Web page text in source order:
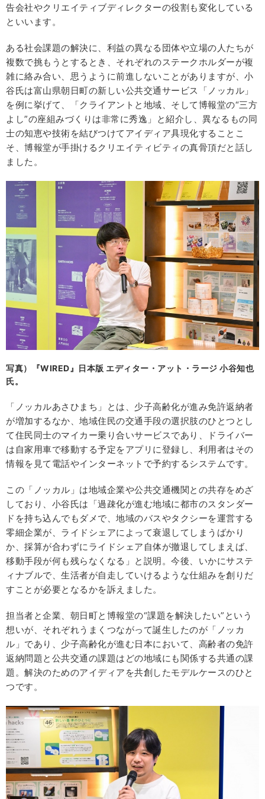
告会社やクリエイティブディレクターの役割も変化している
といいます。
ある社会課題の解決に、利益の異なる団体や立場の人たちが
複数で挑もうとするとき、それぞれのステークホルダーが複
雑に絡み合い、思うように前進しないことがありますが、小
谷氏は富山県朝日町の新しい公共交通サービス「ノッカル」
を例に挙げて、「クライアントと地域、そして博報堂の“三方
よし”の座組みづくりは非常に秀逸」と紹介し、異なるもの同
士の知恵や技術を結びつけてアイディア具現化することこ
そ、博報堂が手掛けるクリエイティビティの真骨頂だと話し
ました。
写真）『WIRED』日本版 エディター・アット・ラージ 小谷知也
氏。
「ノッカルあさひまち」とは、少子高齢化が進み免許返納者
が増加するなか、地域住民の交通手段の選択肢のひとつとし
て住民同士のマイカー乗り合いサービスであり、ドライバー
は自家用車で移動する予定をアプリに登録し、利用者はその
情報を見て電話やインターネットで予約するシステムです。
この「ノッカル」は地域企業や公共交通機関との共存をめざ
しており、小谷氏は「過疎化が進む地域に都市のスタンダー
ドを持ち込んでもダメで、地域のバスやタクシーを運営する
零細企業が、ライドシェアによって衰退してしまうばかり
か、採算が合わずにライドシェア自体が撤退してしまえば、
移動手段が何も残らなくなる」と説明。今後、いかにサステ
ィナブルで、生活者が自走していけるような仕組みを創りだ
すことが必要となるかを訴えました。
担当者と企業、朝日町と博報堂の“課題を解決したい”という
想いが、それぞれうまくつながって誕生したのが「ノッカ
ル」であり、少子高齢化が進む日本において、高齢者の免許
返納問題と公共交通の課題はどの地域にも関係する共通の課
題。解決のためのアイディアを共創したモデルケースのひと
つです。